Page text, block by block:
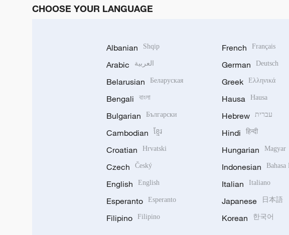
CHOOSE YOUR LANGUAGE
Albanian Shqip
Arabic العربية
Belarusian Беларуская
Bengali বাংলা
Bulgarian Български
Cambodian ខ្មែរ
Croatian Hrvatski
Czech Český
English English
Esperanto Esperanto
Filipino Filipino
French Français
German Deutsch
Greek Ελληνικά
Hausa Hausa
Hebrew עברית
Hindi हिन्दी
Hungarian Magyar
Indonesian Bahasa
Italian Italiano
Japanese 日本語
Korean 한국어